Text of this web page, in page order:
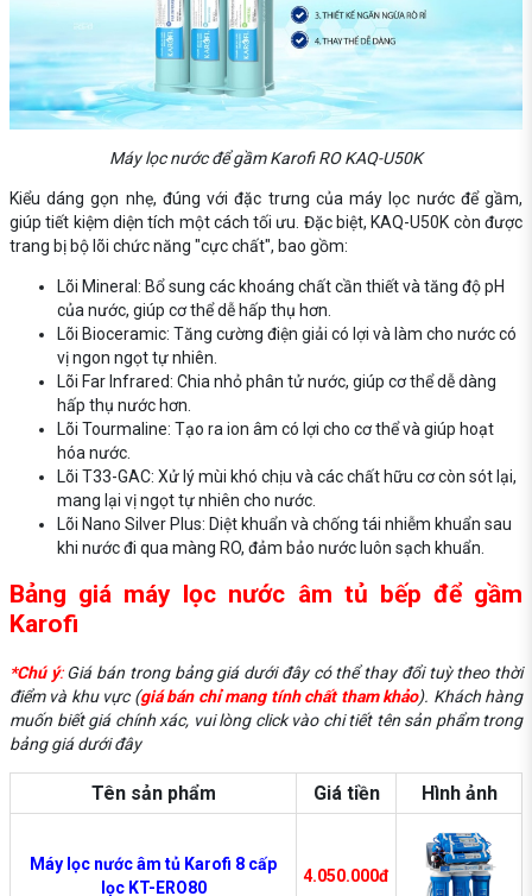
Máy lọc nước để gầm Karofi RO KAQ-U50K
Kiểu dáng gọn nhẹ, đúng với đặc trưng của máy lọc nước để gầm,
giúp tiết kiệm diện tích một cách tối ưu. Đặc biệt, KAQ-U50K còn được
trang bị bộ lõi chức năng "cực chất", bao gồm:
Lõi Mineral: Bổ sung các khoáng chất cần thiết và tăng độ pH
của nước, giúp cơ thể dễ hấp thụ hơn.
Lõi Bioceramic: Tăng cường điện giải có lợi và làm cho nước có
vị ngon ngọt tự nhiên.
Lõi Far Infrared: Chia nhỏ phân tử nước, giúp cơ thể dễ dàng
hấp thụ nước hơn.
Lõi Tourmaline: Tạo ra ion âm có lợi cho cơ thể và giúp hoạt
hóa nước.
Lõi T33-GAC: Xử lý mùi khó chịu và các chất hữu cơ còn sót lại,
mang lại vị ngọt tự nhiên cho nước.
Lõi Nano Silver Plus: Diệt khuẩn và chống tái nhiễm khuẩn sau
khi nước đi qua màng RO, đảm bảo nước luôn sạch khuẩn.
Bảng giá máy lọc nước âm tủ bếp để gầm
Karofi
*Chú ý:Giá bán trong bảng giá dưới đây có thể thay đổi tuỳ theo thời
điểm và khu vực (giá bán chỉ mang tính chất tham khảo). Khách hàng
muốn biết giá chính xác, vui lòng click vào chi tiết tên sản phẩm trong
bảng giá dưới đây
Tên sản phẩm Giá tiền Hình ảnh
Máy lọc nước âm tủ Karofi 8 cấp
lọc KT-ERO80
4.050.000đ